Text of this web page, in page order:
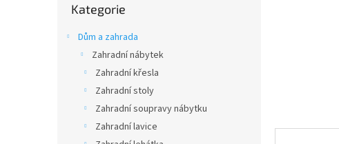
kategorie
Kategorie
Dům a zahrada
Zahradní nábytek
Zahradní křesla
Zahradní stoly
Zahradní soupravy nábytku
Zahradní lavice